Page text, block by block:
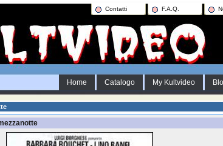
Contatti F.A.Q.
Home Catalogo My Kultvideo